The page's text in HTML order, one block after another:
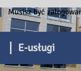
Musisz być
E-usługi